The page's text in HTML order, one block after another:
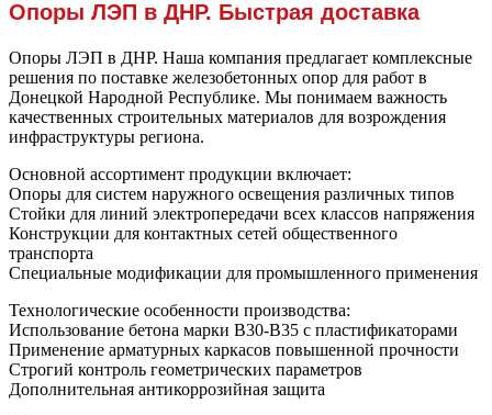
Опоры ЛЭП в ДНР. Быстрая доставка
Опоры ЛЭП в ДНР. Наша компания предлагает комплексные
решения по поставке железобетонных опор для работ в
Донецкой Народной Республике. Мы понимаем важность
качественных строительных материалов для возрождения
инфраструктуры региона.
Основной ассортимент продукции включает:
Опоры для систем наружного освещения различных типов
Стойки для линий электропередачи всех классов напряжения
Конструкции для контактных сетей общественного
транспорта
Специальные модификации для промышленного применения
Технологические особенности производства:
Использование бетона марки В30-В35 с пластификаторами
Применение арматурных каркасов повышенной прочности
Строгий контроль геометрических параметров
Дополнительная антикоррозийная защита